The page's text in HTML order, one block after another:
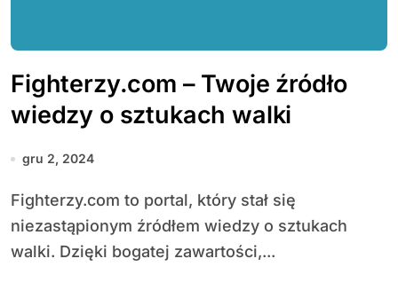
Fighterzy.com – Twoje źródło
wiedzy o sztukach walki
gru 2, 2024
Fighterzy.com to portal, który stał się
niezastąpionym źródłem wiedzy o sztukach
walki. Dzięki bogatej zawartości,...